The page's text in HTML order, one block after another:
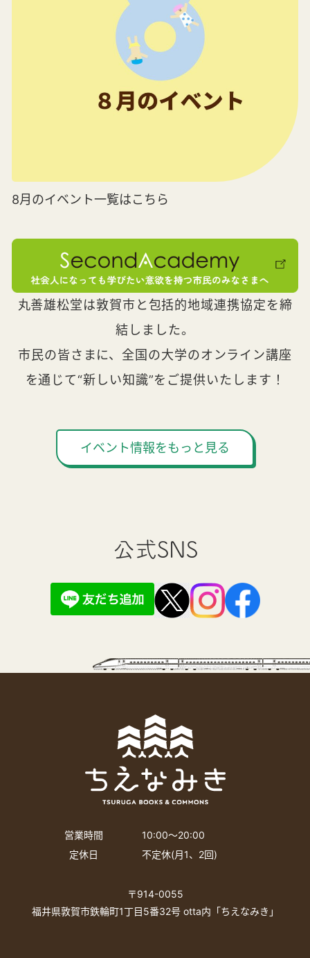
8月のイベント一覧はこちら
丸善雄松堂は敦賀市と包括的地域連携協定を締
結しました。
市民の皆さまに、全国の大学のオンライン講座
を通じて“新しい知識”をご提供いたします！
イベント情報をもっと見る
公式SNS
営業時間
10:00〜20:00
定休日
不定休(月1、2回)
〒914-0055
福井県敦賀市鉄輪町1丁目5番32号 otta内「ちえなみき」